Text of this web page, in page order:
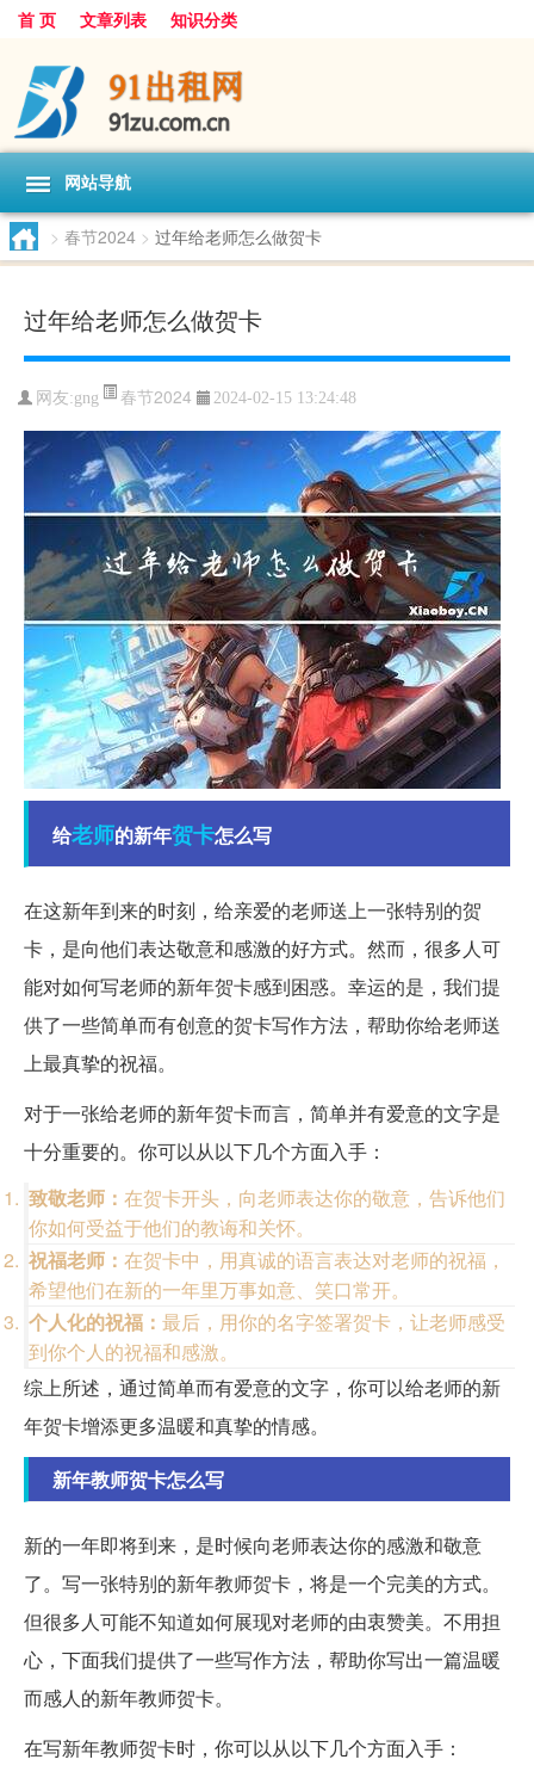
首 页 文章列表 知识分类
网站导航
> 春节2024 > 过年给老师怎么做贺卡
过年给老师怎么做贺卡
网友:gng 春节2024 2024-02-15 13:24:48
给老师的新年贺卡怎么写
在这新年到来的时刻，给亲爱的老师送上一张特别的贺
卡，是向他们表达敬意和感激的好方式。然而，很多人可
能对如何写老师的新年贺卡感到困惑。幸运的是，我们提
供了一些简单而有创意的贺卡写作方法，帮助你给老师送
上最真挚的祝福。
对于一张给老师的新年贺卡而言，简单并有爱意的文字是
十分重要的。你可以从以下几个方面入手：
致敬老师： 在贺卡开头，向老师表达你的敬意，告诉他们
你如何受益于他们的教诲和关怀。
祝福老师： 在贺卡中，用真诚的语言表达对老师的祝福，
希望他们在新的一年里万事如意、笑口常开。
个人化的祝福： 最后，用你的名字签署贺卡，让老师感受
到你个人的祝福和感激。
综上所述，通过简单而有爱意的文字，你可以给老师的新
年贺卡增添更多温暖和真挚的情感。
新年教师贺卡怎么写
新的一年即将到来，是时候向老师表达你的感激和敬意
了。写一张特别的新年教师贺卡，将是一个完美的方式。
但很多人可能不知道如何展现对老师的由衷赞美。不用担
心，下面我们提供了一些写作方法，帮助你写出一篇温暖
而感人的新年教师贺卡。
在写新年教师贺卡时，你可以从以下几个方面入手：